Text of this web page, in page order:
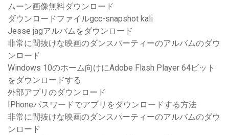
ムーン画像無料ダウンロード
ダウンロードファイルgcc-snapshot kali
Jesse jagアルバムをダウンロード
非常に間抜けな映画のダンスパーティーのアルバムのダウ
ンロード
Windows 10のホーム向けにAdobe Flash Player 64ビット
をダウンロードする
外部アプリのダウンロード
IPhoneパスワードでアプリをダウンロードする方法
非常に間抜けな映画のダンスパーティーのアルバムのダウ
ンロード